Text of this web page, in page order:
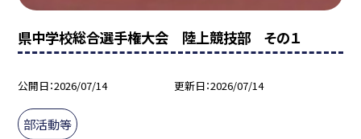
県中学校総合選手権大会 陸上競技部 その１
公開日 2026/07/14 更新日 2026/07/14
部活動等